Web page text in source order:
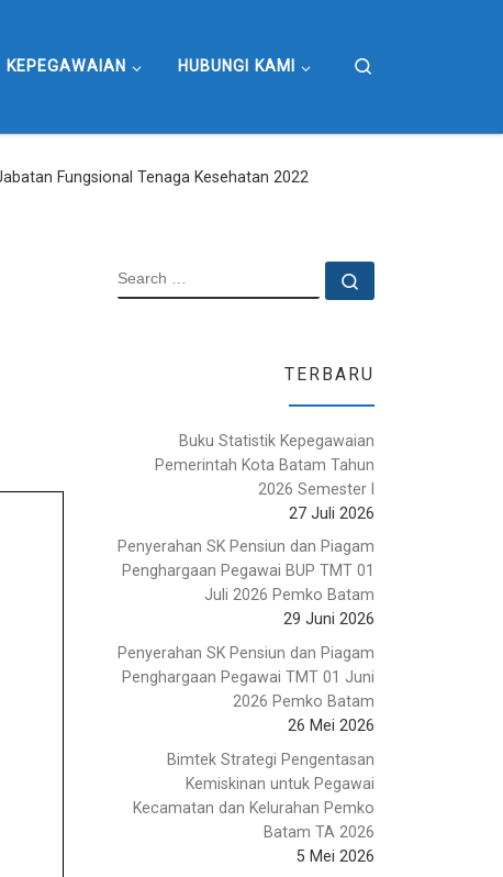
KEPEGAWAIAN HUBUNGI KAMI
Fungsional Tenaga Kesehatan 2022
SEARCH
TERBARU
Buku Statistik Kepegawaian
Pemerintah Kota Batam Tahun
2026 Semester I
27 Juli 2026
Penyerahan SK Pensiun dan Piagam
Penghargaan Pegawai BUP TMT 01
Juli 2026 Pemko Batam
29 Juni 2026
Penyerahan SK Pensiun dan Piagam
Penghargaan Pegawai TMT 01 Juni
2026 Pemko Batam
26 Mei 2026
Bimtek Strategi Pengentasan
Kemiskinan untuk Pegawai
Kecamatan dan Kelurahan Pemko
Batam TA 2026
5 Mei 2026